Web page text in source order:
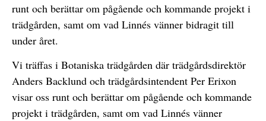
runt och berättar om pågående och kommande projekt i
trädgården, samt om vad Linnés vänner bidragit till
under året.
Vi träffas i Botaniska trädgården där trädgårdsdirektör
Anders Backlund och trädgårdsintendent Per Erixon
visar oss runt och berättar om pågående och kommande
projekt i trädgården, samt om vad Linnés vänner